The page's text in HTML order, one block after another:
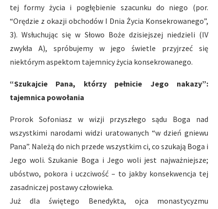
tej formy życia i pogłębienie szacunku do niego (por.
“Orędzie z okazji obchodów I Dnia Życia Konsekrowanego”,
3). Wsłuchując się w Słowo Boże dzisiejszej niedzieli (IV
zwykła A), spróbujemy w jego świetle przyjrzeć się
niektórym aspektom tajemnicy życia konsekrowanego.
“Szukajcie Pana, którzy pełnicie Jego nakazy”:
tajemnica powołania
Prorok Sofoniasz w wizji przyszłego sądu Boga nad
wszystkimi narodami widzi uratowanych “w dzień gniewu
Pana”. Należą do nich przede wszystkim ci, co szukają Boga i
Jego woli. Szukanie Boga i Jego woli jest najważniejsze;
ubóstwo, pokora i uczciwość – to jakby konsekwencja tej
zasadniczej postawy człowieka.
Już dla świętego Benedykta, ojca monastycyzmu